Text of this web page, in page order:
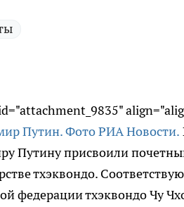
Путину присвоили
тхэквондо.
федерации тхэквондо Чу